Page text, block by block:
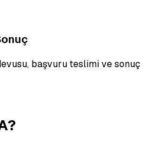
başvuru teslimi ve sonuç